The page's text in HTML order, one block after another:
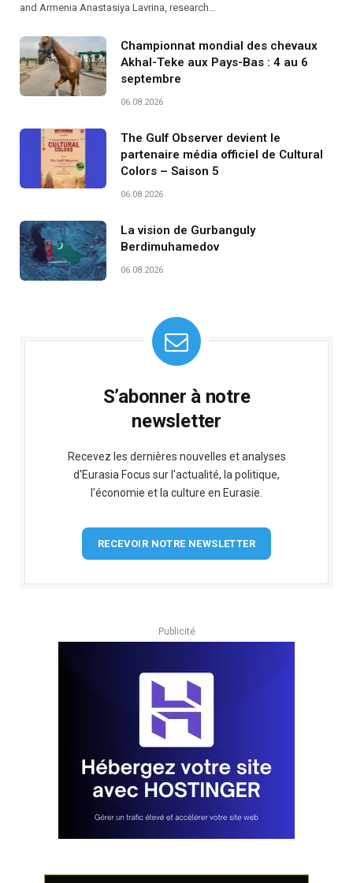
and Armenia Anastasiya Lavrina, research…
Championnat mondial des chevaux
Akhal-Teke aux Pays-Bas : 4 au 6
septembre
06.08.2026
The Gulf Observer devient le
partenaire média officiel de Cultural
Colors – Saison 5
06.08.2026
La vision de Gurbanguly
Berdimuhamedov
06.08.2026
S’abonner à notre
newsletter
Recevez les dernières nouvelles et analyses
d'Eurasia Focus sur l'actualité, la politique,
l'économie et la culture en Eurasie.
RECEVOIR NOTRE NEWSLETTER
Publicité